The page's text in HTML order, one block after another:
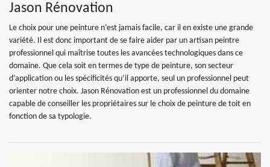
Jason Rénovation
Le choix pour une peinture n’est jamais facile, car il en existe une grande
variété. Il est donc important de se faire aider par un artisan peintre
professionnel qui maîtrise toutes les avancées technologiques dans ce
domaine. Que cela soit en termes de type de peinture, son secteur
d’application ou les spécificités qu’il apporte, seul un professionnel peut
orienter notre choix. Jason Rénovation est un professionnel du domaine
capable de conseiller les propriétaires sur le choix de peinture de toit en
fonction de sa typologie.